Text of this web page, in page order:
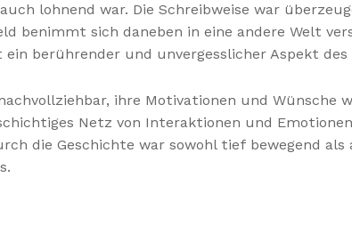
lohnend war. Die Schreibweise war
benimmt sich daneben in eine andere Welt
berührender und unvergesslicher Aspekt des
ihre Motivationen und Wünsche
Netz von Interaktionen und
die Geschichte war sowohl tief bewegend